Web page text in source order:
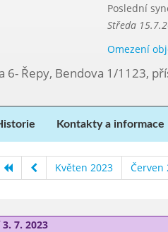
Poslední
Středa
Omezení
6- Řepy, Bendova 1/1123,
Kontakty a informace
Květen 2023 Červen
7. 2023